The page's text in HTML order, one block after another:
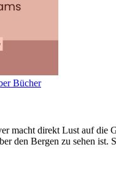
Bücher
direkt Lust auf die
den Bergen zu sehen ist.